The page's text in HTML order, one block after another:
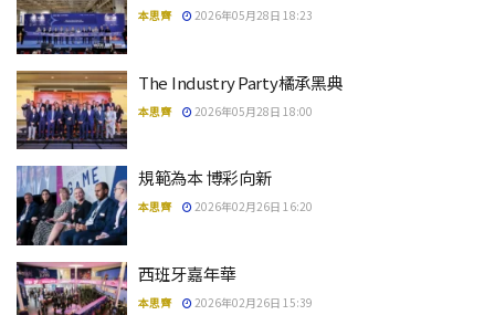
本思齊 2026年05月28日 18:23
The Industry Party橘承黑典
本思齊 2026年05月28日 18:00
規範為本 博彩向新
本思齊 2026年02月26日 16:20
西班牙嘉年華
本思齊 2026年02月26日 15:39